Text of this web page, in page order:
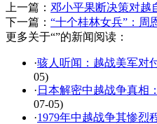
上一篇： 邓小平果断决策对越
下一篇： “十个桂林女兵”：周
更多关于“”的新闻阅读：
·骇人听闻：越战美军对
05)
· 日本解密中越战争真相
07-05)
·1979年中越战争其惨烈